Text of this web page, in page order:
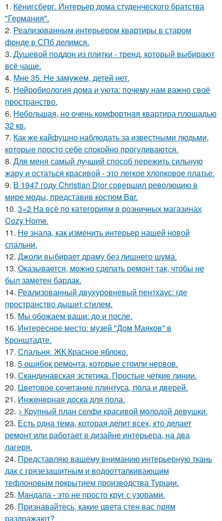
1. Кёнигсберг. Интерьер дома студенческого братства
"Германия".
2. Реализованным интерьером квартиры в старом
фонде в СПб делимся.
3. Душевой поддон из плитки - тренд, который выбирают
всё чаще.
4. Мне 35. Не замужем, детей нет.
5. Нейробиология дома и уюта: почему нам важно своё
пространство.
6. Небольшая, но очень комфортная квартира площадью
32 кв.
7. Как же кайфушно наблюдать за известными людьми,
которые просто себе спокойно прогуливаются.
8. Для меня самый лучший способ пережить сильную
жару и остаться красивой - это легкое хлопковое платье.
9. В 1947 году Christian Dior совершил революцию в
мире моды, представив костюм Bar.
10. 3=2 На всё по категориям в розничных магазинах
Cozy Home.
11. Не знала, как изменить интерьер нашей новой
спальни.
12. Джоли выбирает драму без лишнего шума.
13. Оказывается, можно сделать ремонт так, чтобы не
был заметен бардак.
14. Реализованный двухуровневый пентхаус: где
пространство дышит стилем.
15. Мы обожаем ваши: до и после.
16. Интересное место: музей "Дом Маяков" в
Кронштадте.
17. Спальня. ЖК Красное яблоко.
18. 5 ошибок ремонта, которые стоили нервов.
19. Скандинавская эстетика. Простые четкие линии.
20. Цветовое сoчетание плинтуса, пола и дверей.
21. Инжeнepная доска для пола.
22. > Крупный план селфи красивой молодой девушки.
23. Есть одна тема, которая делит всех, кто делает
ремонт или работает в дизайне интерьера, на два
лагеря.
24. Представляю вашему вниманию интерьерную ткань
дак с грязезашитным и водоотталкивающим
тефлоновым покрытием производства Турции.
25. Мандала - это не просто круг с узорами.
26. Признавайтесь, какие цвета стен вас прям
раздражают?